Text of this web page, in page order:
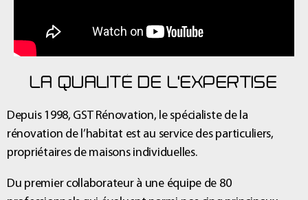
LA QUALITÉ DE L'EXPERTISE
Depuis 1998, GST Rénovation, le spécialiste de la
rénovation de l’habitat est au service des particuliers,
propriétaires de maisons individuelles.
Du premier collaborateur à une équipe de 80